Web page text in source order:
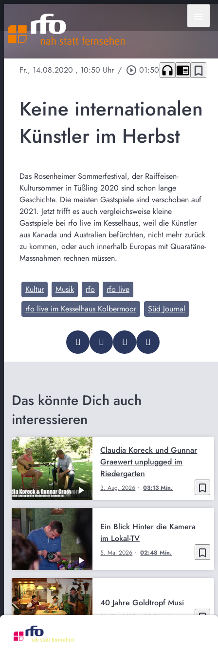
Fr., 14.08.2020 , 10:50 Uhr / play_circle_outline 01:50 headphones chrome_reader_mode bookmark_border
Keine internationalen
Künstler im Herbst
Das Rosenheimer Sommerfestival, der Raiffeisen-
Kultursommer in Tüßling 2020 sind schon lange
Geschichte. Die meisten Gastspiele sind verschoben auf
2021. Jetzt trifft es auch vergleichsweise kleine
Gastspiele bei rfo live im Kesselhaus, weil die Künstler
aus Kanada und Australien befürchten, nicht mehr zurück
zu kommen, oder auch innerhalb Europas mit Quaratäne-
Massnahmen rechnen müssen.
Kultur Musik rfo
rfo live
rfo live im Kesselhaus Kolbermoor
Süd Journal
Das könnte Dich auch
interessieren
bookmark_border
3. Aug. 2026 03:13 Min.
Claudia Koreck und Gunnar
Graewert unplugged im
Riedergarten
bookmark_border
5. Mai 2026 02:48 Min.
Ein Blick Hinter die Kamera
im Lokal-TV
bookmark_border
21. Okt. 2025 02:54 Min.
40 Jahre Goldtropf Musi